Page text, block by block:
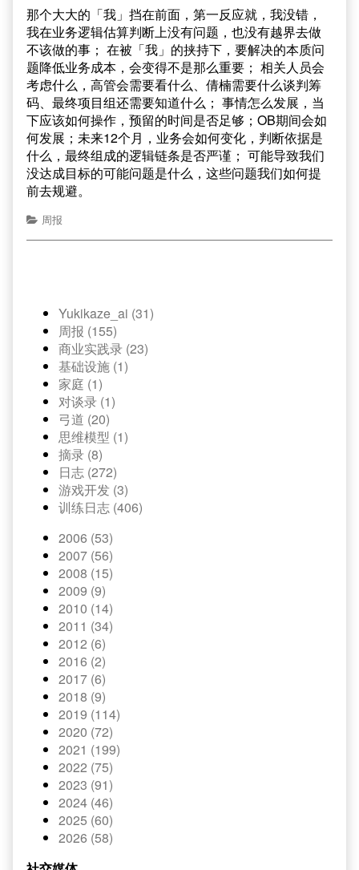
那个大大的「我」挡在前面，第一反应就，我没错，
我在业务逻辑估算判断上没有问题，也没有越界去做
不该做的事； 在被「我」的挟持下，要解决的本质问
题降低业务成本，会变得不是那么重要； 相关人员会
考虑什么，高管会需要看什么、倩楠需要什么谈判筹
码、最终项目组还需要知道什么； 事情怎么发展，当
下应该如何操作，预留的时间是否足够；OB期间会如
何发展；未来12个月，业务会如何变化，判断依据是
什么，最终组成的逻辑链条是否严谨； 可能导致我们
没达成目标的可能问题是什么，这些问题我们如何提
前去规避。
周报
Yukikaze_ai (31)
周报 (155)
商业实践录 (23)
基础设施 (1)
家庭 (1)
对谈录 (1)
弓道 (20)
思维模型 (1)
摘录 (8)
日志 (272)
游戏开发 (3)
训练日志 (406)
2006 (53)
2007 (56)
2008 (15)
2009 (9)
2010 (14)
2011 (34)
2012 (6)
2016 (2)
2017 (6)
2018 (9)
2019 (114)
2020 (72)
2021 (199)
2022 (75)
2023 (91)
2024 (46)
2025 (60)
2026 (58)